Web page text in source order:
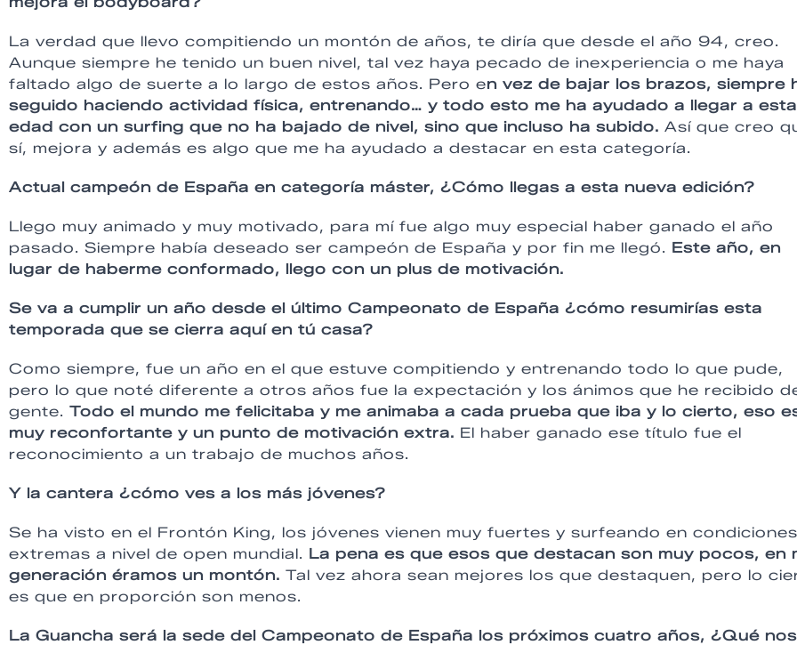
La verdad que llevo compitiendo un montón de años, te diría que desde el año 94, creo.
Aunque siempre he tenido un buen nivel, tal vez haya pecado de inexperiencia o me haya
faltado algo de suerte a lo largo de estos años. Pero en vez de bajar los brazos, siempre
seguido haciendo actividad física, entrenando… y todo esto me ha ayudado a llegar a esta
edad con un surfing que no ha bajado de nivel, sino que incluso ha subido. Así que creo
sí, mejora y además es algo que me ha ayudado a destacar en esta categoría.
Actual campeón de España en categoría máster, ¿Cómo llegas a esta nueva edición?
Llego muy animado y muy motivado, para mí fue algo muy especial haber ganado el año
pasado. Siempre había deseado ser campeón de España y por fin me llegó. Este año, en
lugar de haberme conformado, llego con un plus de motivación.
Se va a cumplir un año desde el último Campeonato de España ¿cómo resumirías esta
temporada que se cierra aquí en tú casa?
Como siempre, fue un año en el que estuve compitiendo y entrenando todo lo que pude,
pero lo que noté diferente a otros años fue la expectación y los ánimos que he recibido
gente. Todo el mundo me felicitaba y me animaba a cada prueba que iba y lo cierto, eso
muy reconfortante y un punto de motivación extra. El haber ganado ese título fue el
reconocimiento a un trabajo de muchos años.
Y la cantera ¿cómo ves a los más jóvenes?
Se ha visto en el Frontón King, los jóvenes vienen muy fuertes y surfeando en condiciones
extremas a nivel de open mundial. La pena es que esos que destacan son muy pocos, en
generación éramos un montón. Tal vez ahora sean mejores los que destaquen, pero lo
es que en proporción son menos.
La Guancha será la sede del Campeonato de España los próximos cuatro años, ¿Qué nos